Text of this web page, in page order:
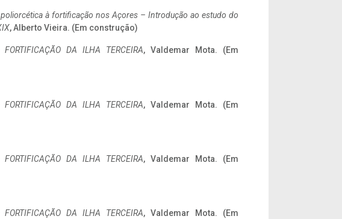
à fortificação nos Açores – Introdução ao estudo do
, Alberto Vieira. (Em construção)
FORTIFICAÇÃO DA ILHA TERCEIRA, Valdemar Mota. (Em
FORTIFICAÇÃO DA ILHA TERCEIRA, Valdemar Mota. (Em
FORTIFICAÇÃO DA ILHA TERCEIRA, Valdemar Mota. (Em
FORTIFICAÇÃO DA ILHA TERCEIRA, Valdemar Mota. (Em